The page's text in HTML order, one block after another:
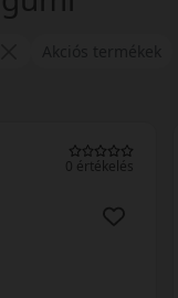
0 értékelés